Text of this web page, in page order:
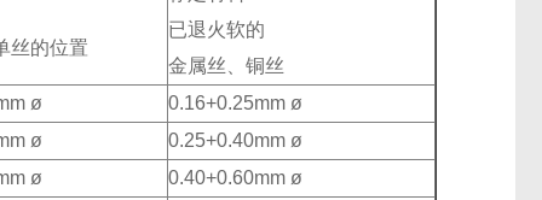
丝的位置
已退火软的
金属丝、铜丝
ø
0.16+0.25mm ø
ø
0.25+0.40mm ø
ø
0.40+0.60mm ø